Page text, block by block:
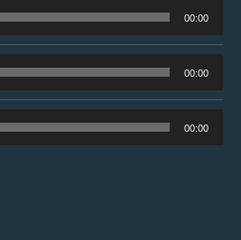
00:00
00:00
00:00